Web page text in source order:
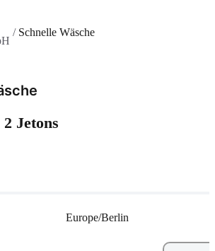
/ Schnelle Wäsche
Jetons
Europe/Berlin